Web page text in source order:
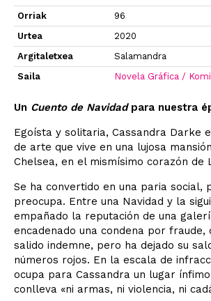
Orriak
96
Urtea
2020
Argitaletxea
Salamandra
Saila
Novela Gráfica /
Un Cuento de Navidadpara nuestra
Egoísta y solitaria, Cassandra Darke
de arte que vive en una lujosa
Chelsea, en el mismísimo corazón de
Se ha convertido en una paria social,
preocupa. Entre una Navidad y la
empañado la reputación de una
encadenado una condena por fraude,
salido indemne, pero ha dejado su
números rojos. En la escala de
ocupa para Cassandra un lugar
conlleva «ni armas, ni violencia, ni